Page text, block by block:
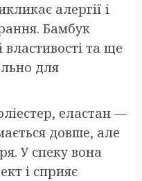
алергії і
Бамбук
властивості та ще
для
еластан —
довше, але
У спеку вона
і сприяє